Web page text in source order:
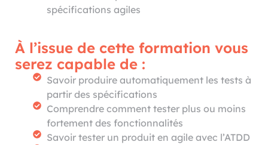
spécifications agiles
À l’issue de cette formation vous
serez capable de :
Savoir produire automatiquement les tests à
partir des spécifications
Comprendre comment tester plus ou moins
fortement des fonctionnalités
Savoir tester un produit en agile avec l’ATDD